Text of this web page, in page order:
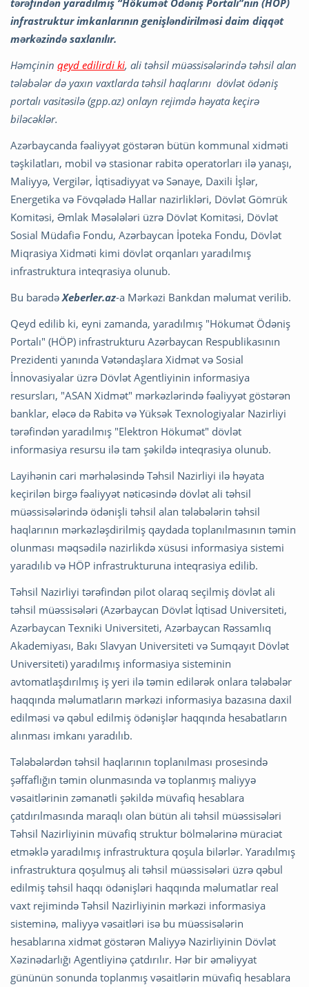
infrastruktur imkanlarının genişləndirilməsi daim diqqət
mərkəzində saxlanılır.
Həmçinin qeyd edilirdi ki, ali təhsil müəssisələrində təhsil alan
tələbələr də yaxın vaxtlarda təhsil haqlarını dövlət ödəniş
portalı vasitəsilə (gpp.az) onlayn rejimdə həyata keçirə
biləcəklər.
Azərbaycanda fəaliyyət göstərən bütün kommunal xidməti
təşkilatları, mobil və stasionar rabitə operatorları ilə yanaşı,
Maliyyə, Vergilər, İqtisadiyyat və Sənaye, Daxili İşlər,
Energetika və Fövqəladə Hallar nazirlikləri, Dövlət Gömrük
Komitəsi, Əmlak Məsələləri üzrə Dövlət Komitəsi, Dövlət
Sosial Müdafiə Fondu, Azərbaycan İpoteka Fondu, Dövlət
Miqrasiya Xidməti kimi dövlət orqanları yaradılmış
infrastruktura inteqrasiya olunub.
Bu barədə Xeberler.az-a Mərkəzi Bankdan məlumat verilib.
Qeyd edilib ki, eyni zamanda, yaradılmış "Hökumət Ödəniş
Portalı" (HÖP) infrastrukturu Azərbaycan Respublikasının
Prezidenti yanında Vətəndaşlara Xidmət və Sosial
İnnovasiyalar üzrə Dövlət Agentliyinin informasiya
resursları, "ASAN Xidmət" mərkəzlərində fəaliyyət göstərən
banklar, eləcə də Rabitə və Yüksək Texnologiyalar Nazirliyi
tərəfindən yaradılmış "Elektron Hökumət" dövlət
informasiya resursu ilə tam şəkildə inteqrasiya olunub.
Layihənin cari mərhələsində Təhsil Nazirliyi ilə həyata
keçirilən birgə fəaliyyət nəticəsində dövlət ali təhsil
müəssisələrində ödənişli təhsil alan tələbələrin təhsil
haqlarının mərkəzləşdirilmiş qaydada toplanılmasının təmin
olunması məqsədilə nazirlikdə xüsusi informasiya sistemi
yaradılıb və HÖP infrastrukturuna inteqrasiya edilib.
Təhsil Nazirliyi tərəfindən pilot olaraq seçilmiş dövlət ali
təhsil müəssisələri (Azərbaycan Dövlət İqtisad Universiteti,
Azərbaycan Texniki Universiteti, Azərbaycan Rəssamlıq
Akademiyası, Bakı Slavyan Universiteti və Sumqayıt Dövlət
Universiteti) yaradılmış informasiya sisteminin
avtomatlaşdırılmış iş yeri ilə təmin edilərək onlara tələbələr
haqqında məlumatların mərkəzi informasiya bazasına daxil
edilməsi və qəbul edilmiş ödənişlər haqqında hesabatların
alınması imkanı yaradılıb.
Tələbələrdən təhsil haqlarının toplanılması prosesində
şəffaflığın təmin olunmasında və toplanmış maliyyə
vəsaitlərinin zəmanətli şəkildə müvafiq hesablara
çatdırılmasında maraqlı olan bütün ali təhsil müəssisələri
Təhsil Nazirliyinin müvafiq struktur bölmələrinə müraciət
etməklə yaradılmış infrastruktura qoşula bilərlər. Yaradılmış
infrastruktura qoşulmuş ali təhsil müəssisələri üzrə qəbul
edilmiş təhsil haqqı ödənişləri haqqında məlumatlar real
vaxt rejimində Təhsil Nazirliyinin mərkəzi informasiya
sisteminə, maliyyə vəsaitləri isə bu müəssisələrin
hesablarına xidmət göstərən Maliyyə Nazirliyinin Dövlət
Xəzinədarlığı Agentliyinə çatdırılır. Hər bir əməliyyat
gününün sonunda toplanmış vəsaitlərin müvafiq hesablara